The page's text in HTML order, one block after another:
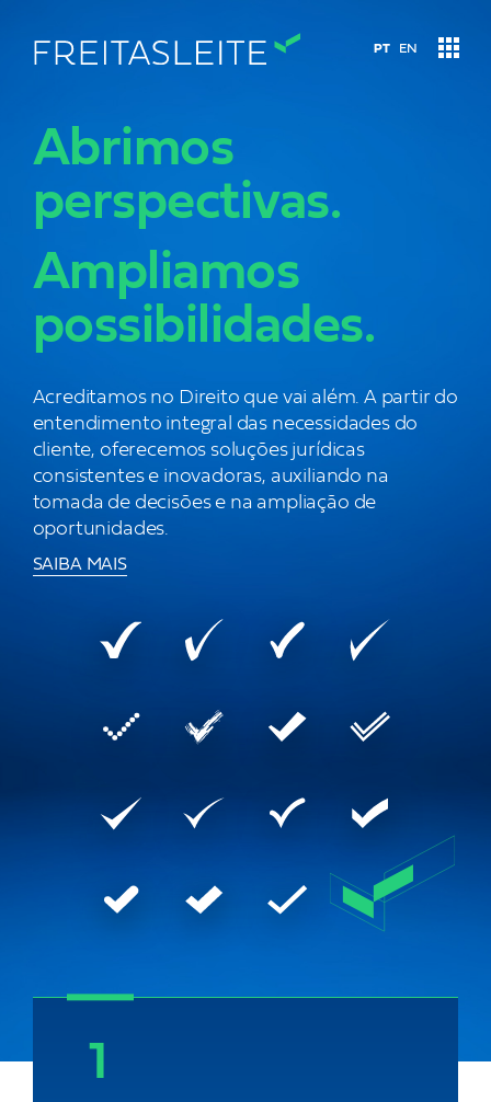
Áreas de atuação
Conteúdo
Let’s talk
Nosso time
Carreira
Eventos
Let’s talk!
and keep in touch
PT EN
Abrimos
perspectivas.
Ampliamos
possibilidades.
Acreditamos no Direito que vai além. A partir do
entendimento integral das necessidades do
cliente, oferecemos soluções jurídicas
consistentes e inovadoras, auxiliando na
tomada de decisões e na ampliação de
oportunidades.
SAIBA MAIS
1